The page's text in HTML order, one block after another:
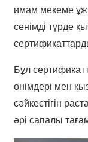
имам мекеме
сенімді түрде
Бұл
өнімдері мен
сәйкестігін
әрі сапалы